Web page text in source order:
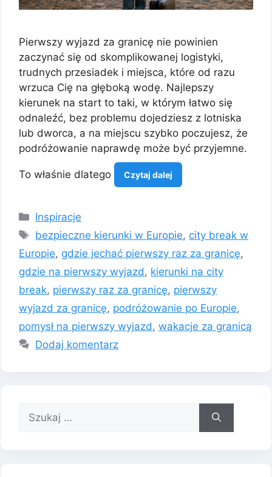
Pierwszy wyjazd za granicę nie powinien
zaczynać się od skomplikowanej logistyki,
trudnych przesiadek i miejsca, które od razu
wrzuca Cię na głęboką wodę. Najlepszy
kierunek na start to taki, w którym łatwo się
odnaleźć, bez problemu dojedziesz z lotniska
lub dworca, a na miejscu szybko poczujesz, że
podróżowanie naprawdę może być przyjemne.
To właśnie dlatego Czytaj dalej
Kategorie
Inspiracje
Tagi
bezpieczne kierunki w Europie, city break w
Europie, gdzie jechać pierwszy raz za granicę,
gdzie na pierwszy wyjazd , kierunki na city
break, pierwszy raz za granicę, pierwszy
wyjazd za granicę, podróżowanie po Europie,
pomysł na pierwszy wyjazd , wakacje za granicą
Dodaj komentarz